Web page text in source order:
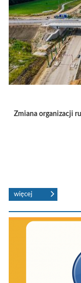
Zmiana organizacji